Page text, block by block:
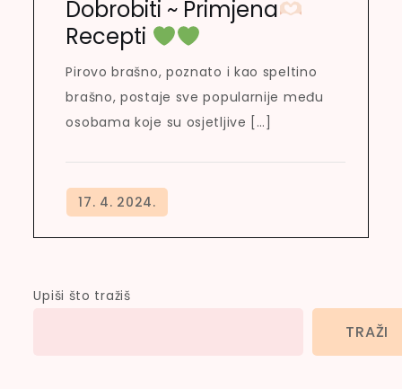
Dobrobiti ~ Primjena
Recepti
Pirovo brašno, poznato i kao speltino
brašno, postaje sve popularnije među
osobama koje su osjetljive […]
Upiši što tražiš
TRAŽI